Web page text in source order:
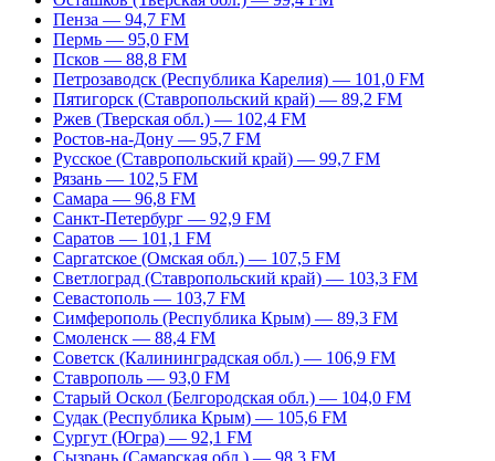
Пенза — 94,7 FM
Пермь — 95,0 FM
Псков — 88,8 FM
Петрозаводск (Республика Карелия) — 101,0 FM
Пятигорск (Ставропольский край) — 89,2 FM
Ржев (Тверская обл.) — 102,4 FM
Ростов-на-Дону — 95,7 FM
Русское (Ставропольский край) — 99,7 FM
Рязань — 102,5 FM
Самара — 96,8 FM
Санкт-Петербург — 92,9 FM
Саратов — 101,1 FM
Саргатское (Омская обл.) — 107,5 FM
Светлоград (Ставропольский край) — 103,3 FM
Севастополь — 103,7 FM
Симферополь (Республика Крым) — 89,3 FM
Смоленск — 88,4 FM
Советск (Калининградская обл.) — 106,9 FM
Ставрополь — 93,0 FM
Старый Оскол (Белгородская обл.) — 104,0 FM
Судак (Республика Крым) — 105,6 FM
Сургут (Югра) — 92,1 FM
Сызрань (Самарская обл.) — 98,3 FM